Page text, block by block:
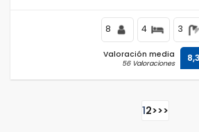
8 4 3
Valoración media
56 Valoraciones 8,3
12>>>